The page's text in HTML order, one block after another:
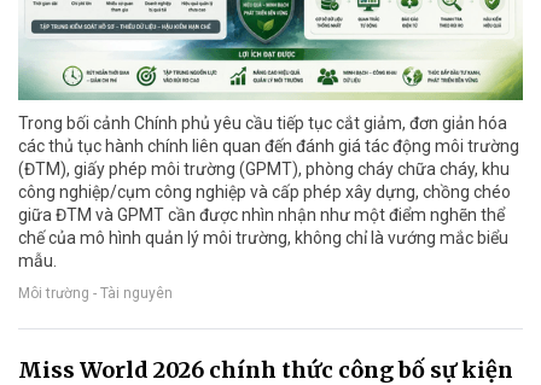
Trong bối cảnh Chính phủ yêu cầu tiếp tục cắt giảm, đơn giản hóa
các thủ tục hành chính liên quan đến đánh giá tác động môi trường
(ĐTM), giấy phép môi trường (GPMT), phòng cháy chữa cháy, khu
công nghiệp/cụm công nghiệp và cấp phép xây dựng, chồng chéo
giữa ĐTM và GPMT cần được nhìn nhận như một điểm nghẽn thể
chế của mô hình quản lý môi trường, không chỉ là vướng mắc biểu
mẫu.
Môi trường - Tài nguyên
Miss World 2026 chính thức công bố sự kiện